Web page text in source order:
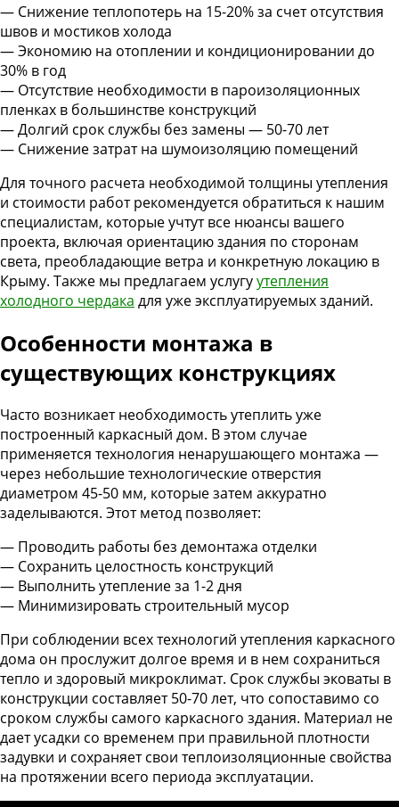
— Снижение теплопотерь на 15-20% за счет отсутствия
швов и мостиков холода
— Экономию на отоплении и кондиционировании до
30% в год
— Отсутствие необходимости в пароизоляционных
пленках в большинстве конструкций
— Долгий срок службы без замены — 50-70 лет
— Снижение затрат на шумоизоляцию помещений
Для точного расчета необходимой толщины утепления
и стоимости работ рекомендуется обратиться к нашим
специалистам, которые учтут все нюансы вашего
проекта, включая ориентацию здания по сторонам
света, преобладающие ветра и конкретную локацию в
Крыму. Также мы предлагаем услугуутепления
холодного чердака для уже эксплуатируемых зданий.
Особенности монтажа в
существующих конструкциях
Часто возникает необходимость утеплить уже
построенный каркасный дом. В этом случае
применяется технология ненарушающего монтажа —
через небольшие технологические отверстия
диаметром 45-50 мм, которые затем аккуратно
заделываются. Этот метод позволяет:
— Проводить работы без демонтажа отделки
— Сохранить целостность конструкций
— Выполнить утепление за 1-2 дня
— Минимизировать строительный мусор
При соблюдении всех технологий утепления каркасного
дома он прослужит долгое время и в нем сохраниться
тепло и здоровый микроклимат. Срок службы эковаты в
конструкции составляет 50-70 лет, что сопоставимо со
сроком службы самого каркасного здания. Материал не
дает усадки со временем при правильной плотности
задувки и сохраняет свои теплоизоляционные свойства
на протяжении всего периода эксплуатации.